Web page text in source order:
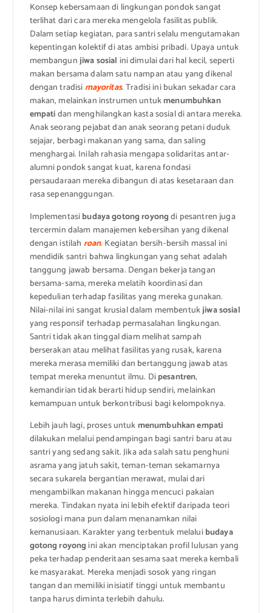
Konsep kebersamaan di lingkungan pondok sangat
terlihat dari cara mereka mengelola fasilitas publik.
Dalam setiap kegiatan, para santri selalu mengutamakan
kepentingan kolektif di atas ambisi pribadi. Upaya untuk
membangunjiwa sosial ini dimulai dari hal kecil, seperti
makan bersama dalam satu nampan atau yang dikenal
dengan tradisimayoritas. Tradisi ini bukan sekadar cara
makan, melainkan instrumen untukmenumbuhkan
empatidan menghilangkan kasta sosial di antara mereka.
Anak seorang pejabat dan anak seorang petani duduk
sejajar, berbagi makanan yang sama, dan saling
menghargai. Inilah rahasia mengapa solidaritas antar-
alumni pondok sangat kuat, karena fondasi
persaudaraan mereka dibangun di atas kesetaraan dan
rasa sepenanggungan.
Implementasibudaya gotong royongdi pesantren juga
tercermin dalam manajemen kebersihan yang dikenal
dengan istilah roan. Kegiatan bersih-bersih massal ini
mendidik santri bahwa lingkungan yang sehat adalah
tanggung jawab bersama. Dengan bekerja tangan
bersama-sama, mereka melatih koordinasi dan
kepedulian terhadap fasilitas yang mereka gunakan.
Nilai-nilai ini sangat krusial dalam membentukjiwa sosial
yang responsif terhadap permasalahan lingkungan.
Santri tidak akan tinggal diam melihat sampah
berserakan atau melihat fasilitas yang rusak, karena
mereka merasa memiliki dan bertanggung jawab atas
tempat mereka menuntut ilmu. Dipesantren,
kemandirian tidak berarti hidup sendiri, melainkan
kemampuan untuk berkontribusi bagi kelompoknya.
Lebih jauh lagi, proses untukmenumbuhkan empati
dilakukan melalui pendampingan bagi santri baru atau
santri yang sedang sakit. Jika ada salah satu penghuni
asrama yang jatuh sakit, teman-teman sekamarnya
secara sukarela bergantian merawat, mulai dari
mengambilkan makanan hingga mencuci pakaian
mereka. Tindakan nyata ini lebih efektif daripada teori
sosiologi mana pun dalam menanamkan nilai
kemanusiaan. Karakter yang terbentuk melaluibudaya
gotong royongini akan menciptakan profil lulusan yang
peka terhadap penderitaan sesama saat mereka kembali
ke masyarakat. Mereka menjadi sosok yang ringan
tangan dan memiliki inisiatif tinggi untuk membantu
tanpa harus diminta terlebih dahulu.